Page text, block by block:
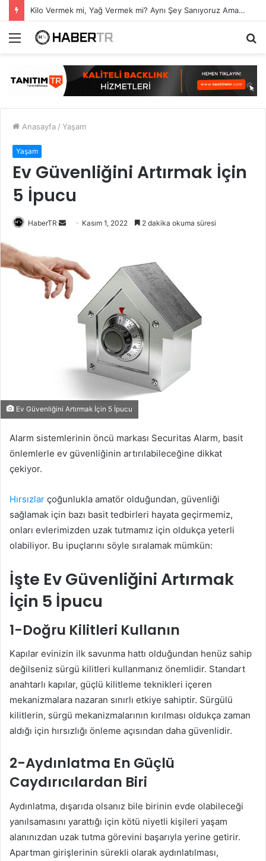
Kilo Vermek mi, Yağ Vermek mi? Aynı Şey Sanıyoruz Ama Değil!
Menü
Anasayfa / Yaşam
Yaşam
Ev Güvenliğini Artırmak İçin
5 İpucu
HaberTR
Bir
göndermek
Kasım 1, 2022 2 dakika okuma süresi
Ev Güvenliğini Artırmak İçin 5 İpucu
Alarm sistemlerinin öncü markası Securitas Alarm, basit
önlemlerle ev güvenliğinin artırılabileceğine dikkat
çekiyor.
Hırsızlar çoğunlukla amatör olduğundan, güvenliği
sağlamak için bazı basit tedbirleri hayata geçirmemiz,
onları evlerimizden uzak tutmamız için oldukça yeterli
olabiliyor. Bu ipuçlarını söyle sıralamak mümkün:
İşte Ev Güvenliğini Artırmak
İçin 5 İpucu
1-Doğru Kilitleri Kullanın​
Kapılar evinizin ilk savunma hattı olduğundan henüz sahip
değilseniz sürgü kilitleri kullanmanız önemlidir. Standart
anahtarlı kapılar, güçlü kilitleme teknikleri içeren
mekanizmalara nazaran sınırlı etkiye sahiptir. Sürgülü
kilitlerin, sürgü mekanizmalarının kırılması oldukça zaman
aldığı için hırsızlığı önleme açısından daha güvenlidir.
2-Aydınlatma En Güçlü
Caydırıcılardan Biri
Aydınlatma, dışarıda olsanız bile birinin evde olabileceği
yanılsamasını yarattığı için kötü niyetli kişileri yaşam
alanınızdan uzak tutma görevini başarıyla yerine getirir.
Apartman girişlerinin sürekli olarak aydınlatılması,